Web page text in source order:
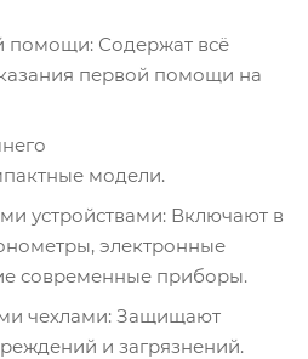
помощи: Содержат всё
первой помощи на
модели.
устройствами: Включают в
электронные
современные приборы.
чехлами: Защищают
и загрязнений.